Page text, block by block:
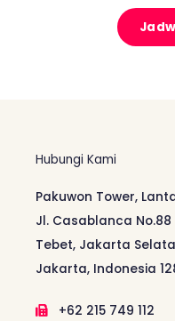
Hubungi Kami
Pakuwon Tower,
Jl. Casablanca No.88
Tebet, Jakarta
Jakarta, Indonesia
+62 215 749 112